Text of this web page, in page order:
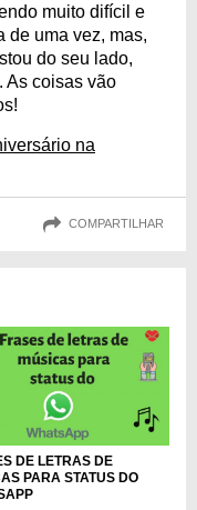
muito difícil e
de uma vez, mas,
do seu lado,
As coisas vão
na
COMPARTILHAR
DE LETRAS DE
PARA STATUS DO